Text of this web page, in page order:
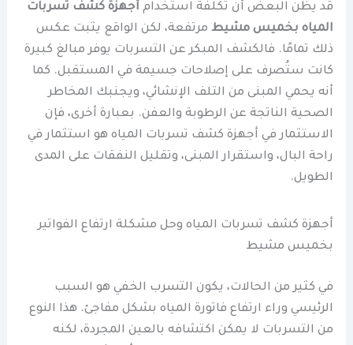
قد يظن البعض أن تكلفة استخدام أجهزة كشف تسربات
المياه بخميس مشيط مرتفعة، لكن الواقع يثبت عكس
ذلك تمامًا. فالكشف المبكر عن التسربات يوفر مبالغ كبيرة
كانت ستُصرف على إصلاحات جسيمة في المستقبل. كما
أنه يحمي المبنى من التلف الإنشائي، ويجنبك المخاطر
الصحية الناتجة عن الرطوبة والعفن. بعبارة أخرى، فإن
الاستثمار في أجهزة كشف تسربات المياه هو استثمار في
راحة البال، واستقرار المبنى، وتقليل النفقات على المدى
الطويل.
أجهزة كشف تسربات المياه وحل مشكلة ارتفاع الفواتير
بخميس مشيط
في كثير من الحالات، يكون التسرب الخفي هو السبب
الرئيسي وراء ارتفاع فاتورة المياه بشكل مفاجئ. هذا النوع
من التسربات لا يمكن اكتشافه بالعين المجردة، لكنه